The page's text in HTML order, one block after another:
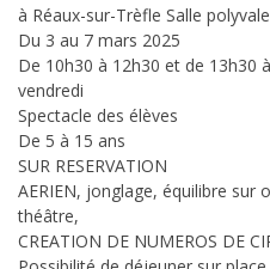
à Réaux-sur-Trèfle Salle
Du 3 au 7 mars 2025
De 10h30 à 12h30 et de 13h30
vendredi
Spectacle des élèves
De 5 à 15 ans
SUR RESERVATION
AERIEN, jonglage, équilibre sur
théâtre,
CREATION DE NUMEROS DE